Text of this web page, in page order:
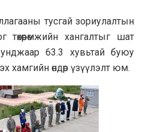
тусгай зориулалтын
хангалтыг шат
63.3 хувьтай буюу
хамгийн өндөр үзүүлэлт юм.